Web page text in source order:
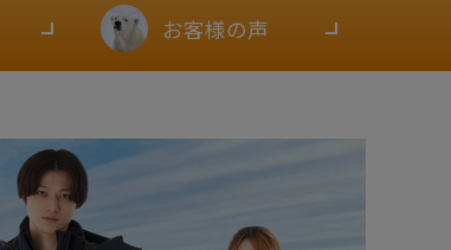
お客様の声